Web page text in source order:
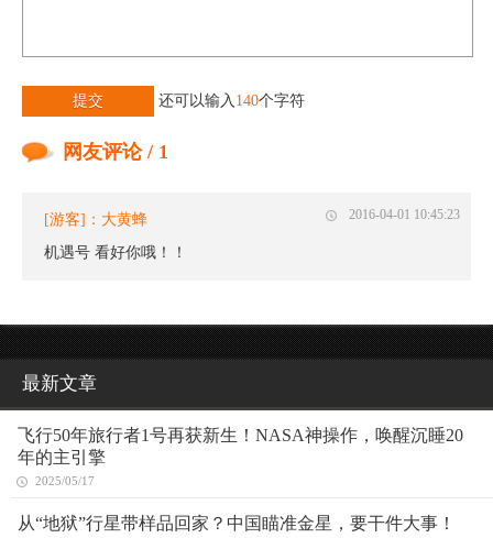
提交 还可以输入 140个字符
网友评论 / 1
2016-04-01 10:45:23
[游客]：大黄蜂
机遇号 看好你哦！！
最新文章
飞行50年旅行者1号再获新生！NASA神操作，唤醒沉睡20
年的主引擎
2025/05/17
从“地狱”行星带样品回家？中国瞄准金星，要干件大事！